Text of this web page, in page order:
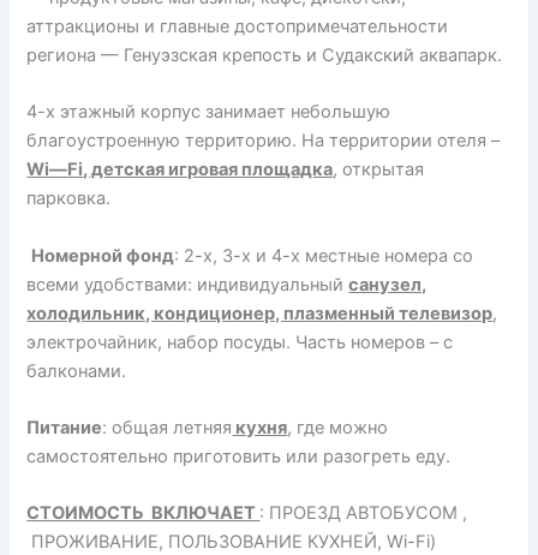
аттракционы и главные достопримечательности
региона — Генуэзская крепость и Судакский аквапарк.
4-х этажный корпус занимает небольшую
благоустроенную территорию. На территории отеля –
Wi—Fi, детская игровая площадка, открытая
парковка.
Номерной фонд: 2-х, 3-х и 4-х местные номера со
всеми удобствами: индивидуальныйсанузел,
холодильник, кондиционер, плазменный телевизор,
электрочайник, набор посуды. Часть номеров – с
балконами.
Питание: общая летняя кухня, где можно
самостоятельно приготовить или разогреть еду.
СТОИМОСТЬ ВКЛЮЧАЕТ : ПРОЕЗД АВТОБУСОМ ,
ПРОЖИВАНИЕ, ПОЛЬЗОВАНИЕ КУХНЕЙ, Wi-Fi)